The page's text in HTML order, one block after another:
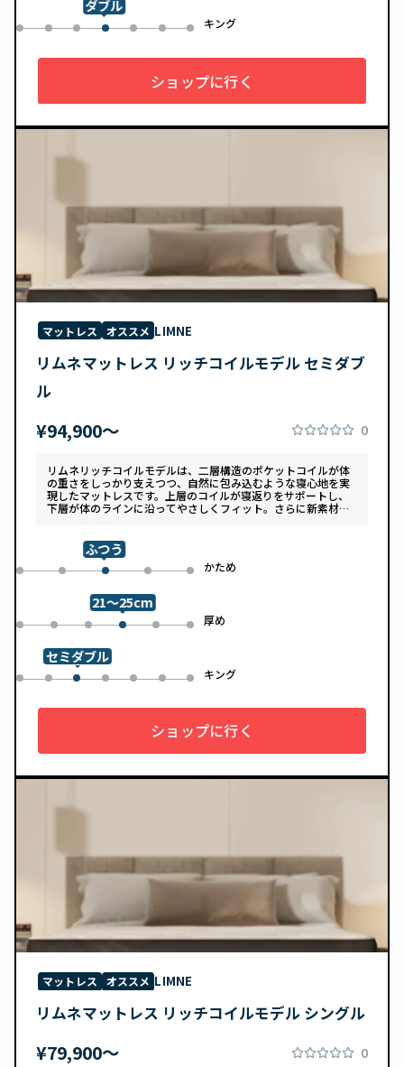
0 1 2 3
ダブル
4 5 キング
6
ショップに行く
マットレス オススメ LIMNE
リムネマットレス リッチコイルモデル セミダブ
ル
¥94,900〜 0
リムネリッチコイルモデルは、二層構造のポケットコイルが体
の重さをしっかり支えつつ、自然に包み込むような寝心地を実
現したマットレスです。上層のコイルが寝返りをサポートし、
下層が体のラインに沿ってやさしくフィット。さらに新素材
ンで、カバーは自宅で洗濯可能。清潔さと快適さの両方を追求
した一枚です。
0 1 2
ふつう
3 かため
4
0 1 2 3
21～25cm
4 厚め
5
0 1 2
セミダブル
3 4 5 キング
6
ショップに行く
マットレス オススメ LIMNE
リムネマットレス リッチコイルモデル シングル
¥79,900〜 0